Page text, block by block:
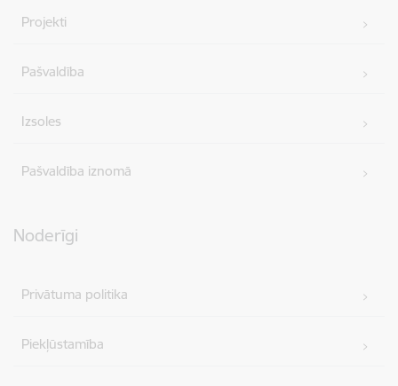
Projekti
Pašvaldība
Izsoles
Pašvaldība iznomā
Noderīgi
Privātuma politika
Piekļūstamība